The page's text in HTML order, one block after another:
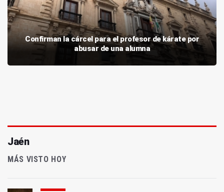
Confirman la cárcel para el profesor de kárate por
abusar de una alumna
Jaén
MÁS VISTO HOY